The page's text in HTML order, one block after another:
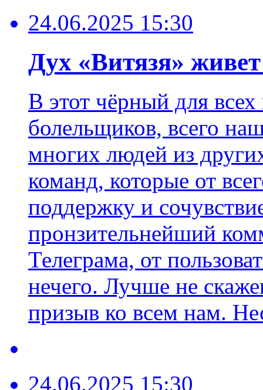
24.06.2025 15:30
Дух «Витязя»
В этот чёрный для
болельщиков, всего
многих людей из
команд, которые от
поддержку и
пронзительнейший
Телеграма, от
нечего. Лучше не
призыв ко всем нам.
24.06.2025 15:30